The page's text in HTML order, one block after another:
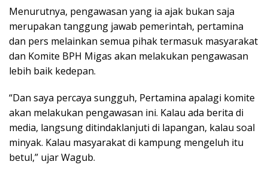
Menurutnya, pengawasan yang ia ajak bukan saja
merupakan tanggung jawab pemerintah, pertamina
dan pers melainkan semua pihak termasuk masyarakat
dan Komite BPH Migas akan melakukan pengawasan
lebih baik kedepan.
“Dan saya percaya sungguh, Pertamina apalagi komite
akan melakukan pengawasan ini. Kalau ada berita di
media, langsung ditindaklanjuti di lapangan, kalau soal
minyak. Kalau masyarakat di kampung mengeluh itu
betul,” ujar Wagub.